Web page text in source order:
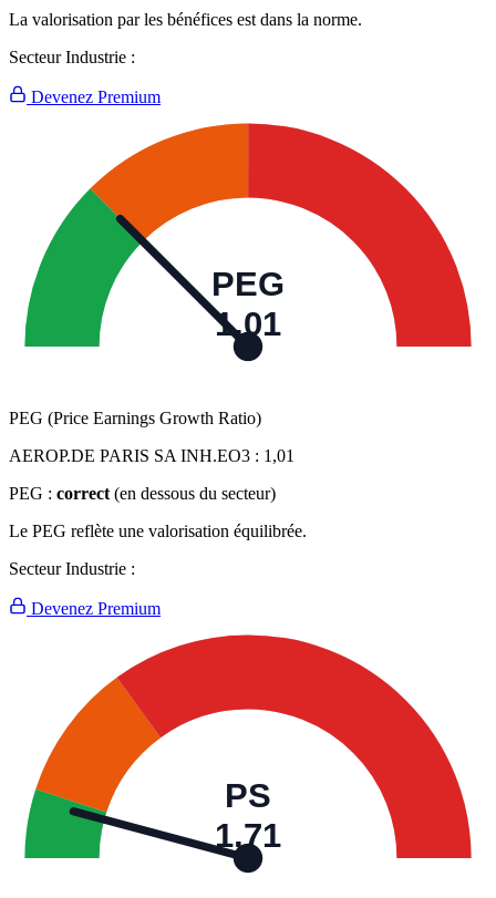
La valorisation par les bénéfices est dans la norme.
Secteur Industrie :
Devenez Premium
PEG
1,01
PEG (Price Earnings Growth Ratio)
AEROP.DE PARIS SA INH.EO3 : 1,01
PEG : correct (en dessous du secteur)
Le PEG reflète une valorisation équilibrée.
Secteur Industrie :
Devenez Premium
PS
1,71